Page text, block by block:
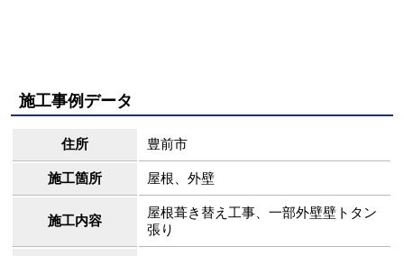
施工事例データ
住所 豊前市
施工箇所 屋根、外壁
施工内容
屋根葺き替え工事、一部外壁壁トタン
張り